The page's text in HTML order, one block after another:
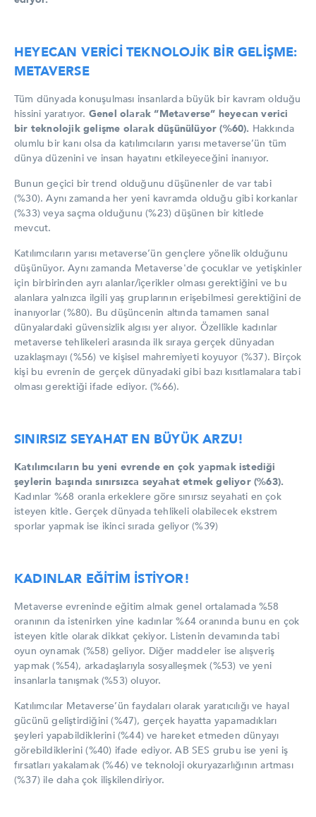
HEYECAN VERİCİ TEKNOLOJİK BİR GELİŞME:
METAVERSE
Tüm dünyada konuşulması insanlarda büyük bir kavram olduğu
hissini yaratıyor. Genel olarak “Metaverse” heyecan verici
bir teknolojik gelişme olarak düşünülüyor (%60). Hakkında
olumlu bir kanı olsa da katılımcıların yarısı metaverse’ün tüm
dünya düzenini ve insan hayatını etkileyeceğini inanıyor.
Bunun geçici bir trend olduğunu düşünenler de var tabi
(%30). Aynı zamanda her yeni kavramda olduğu gibi korkanlar
(%33) veya saçma olduğunu (%23) düşünen bir kitlede
mevcut.
Katılımcıların yarısı metaverse’ün gençlere yönelik olduğunu
düşünüyor. Aynı zamanda Metaverse'de çocuklar ve yetişkinler
için birbirinden ayrı alanlar/içerikler olması gerektiğini ve bu
alanlara yalnızca ilgili yaş gruplarının erişebilmesi gerektiğini de
inanıyorlar (%80). Bu düşüncenin altında tamamen sanal
dünyalardaki güvensizlik algısı yer alıyor. Özellikle kadınlar
metaverse tehlikeleri arasında ilk sıraya gerçek dünyadan
uzaklaşmayı (%56) ve kişisel mahremiyeti koyuyor (%37). Birçok
kişi bu evrenin de gerçek dünyadaki gibi bazı kısıtlamalara tabi
olması gerektiği ifade ediyor. (%66).
SINIRSIZ SEYAHAT EN BÜYÜK ARZU!
Katılımcıların bu yeni evrende en çok yapmak istediği
şeylerin başında sınırsızca seyahat etmek geliyor (%63).
Kadınlar %68 oranla erkeklere göre sınırsız seyahati en çok
isteyen kitle. Gerçek dünyada tehlikeli olabilecek ekstrem
sporlar yapmak ise ikinci sırada geliyor (%39)
KADINLAR EĞİTİM İSTİYOR!
Metaverse evreninde eğitim almak genel ortalamada %58
oranının da istenirken yine kadınlar %64 oranında bunu en çok
isteyen kitle olarak dikkat çekiyor. Listenin devamında tabi
oyun oynamak (%58) geliyor. Diğer maddeler ise alışveriş
yapmak (%54), arkadaşlarıyla sosyalleşmek (%53) ve yeni
insanlarla tanışmak (%53) oluyor.
Katılımcılar Metaverse’ün faydaları olarak yaratıcılığı ve hayal
gücünü geliştirdiğini (%47), gerçek hayatta yapamadıkları
şeyleri yapabildiklerini (%44) ve hareket etmeden dünyayı
görebildiklerini (%40) ifade ediyor. AB SES grubu ise yeni iş
fırsatları yakalamak (%46) ve teknoloji okuryazarlığının artması
(%37) ile daha çok ilişkilendiriyor.